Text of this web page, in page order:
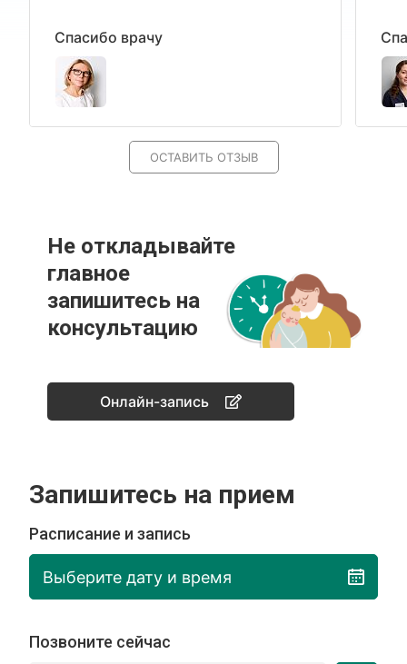
Спасибо врачу
ОСТАВИТЬ ОТЗЫВ
Не откладывайте
главное
запишитесь на
консультацию
Онлайн-запись
Запишитесь на прием
Расписание и запись
Выберите дату и время
Позвоните сейчас